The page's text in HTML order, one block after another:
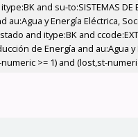
and su-to:SISTEMAS DE
y Energía Eléctrica,
and itype:BK and
de Energía and au:Agua
>= 1) and (lost,st-